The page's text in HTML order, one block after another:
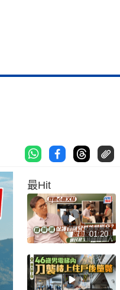
最Hit
01:20